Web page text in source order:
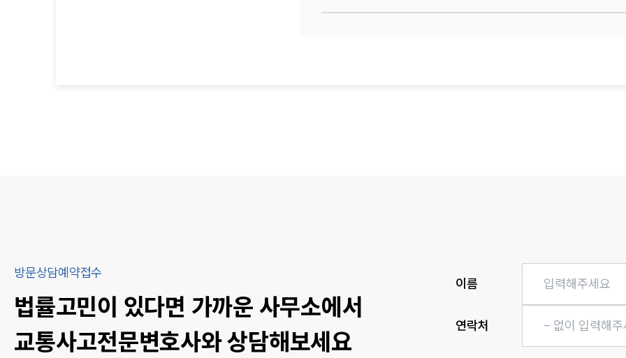
방문상담예약접수
법률고민이 있다면 가까운 사무소에서
교통사고전문변호사와 상담해보세요
이름
연락처